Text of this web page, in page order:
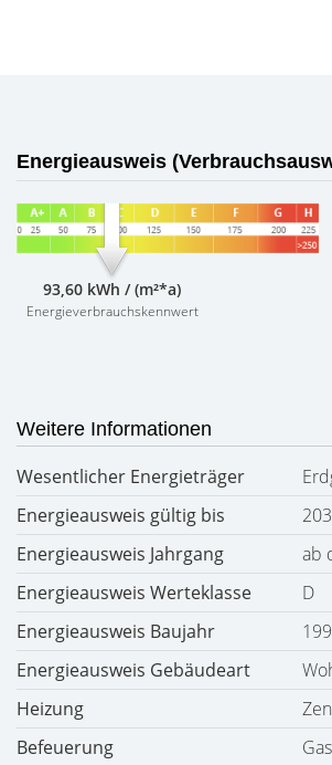
Energieausweis
93,60 kWh / (m²*a)
Energieverbrauchskennwert
Weitere Informationen
Wesentlicher Energieträger
Energieausweis gültig bis
Energieausweis Jahrgang
ab
Energieausweis Werteklasse
D
Energieausweis Baujahr
Energieausweis Gebäudeart
Heizung
Befeuerung
Gas